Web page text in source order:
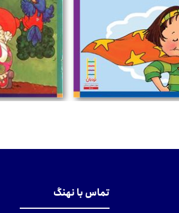
تماس با نهنگ